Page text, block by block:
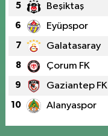
5 Beşiktaş
6 Eyüpspor
7 Galatasaray
8 Çorum FK
9 Gaziantep FK
10 Alanyaspor